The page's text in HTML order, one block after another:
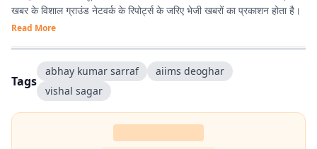
खबर के विशाल ग्राउंड नेटवर्क के रिपोर्ट्स के जरिए भेजी खबरों का प्रकाशन होता है।
Read More
Tags
abhay kumar sarraf
aiims deoghar
vishal sagar